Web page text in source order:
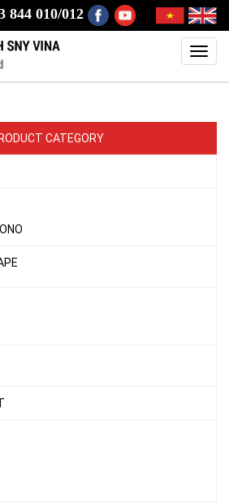
844 010/012
CATEGORY